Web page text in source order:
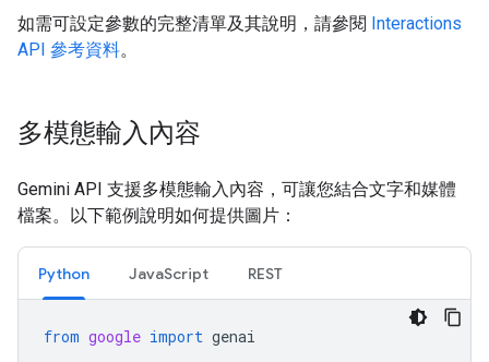
如需可設定參數的完整清單及其說明，請參閱 Interactions
API 參考資料。
多模態輸入內容
Gemini API 支援多模態輸入內容，可讓您結合文字和媒體
檔案。以下範例說明如何提供圖片：
Python JavaScript REST
from google import genai